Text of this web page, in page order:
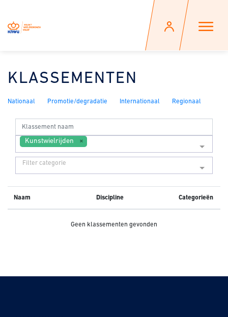
KLASSEMENTEN
Nationaal Promotie/degradatie Internationaal Regionaal
Kunstwielrijden
Filter categorie
Naam Discipline Categorieën
Geen klassementen gevonden